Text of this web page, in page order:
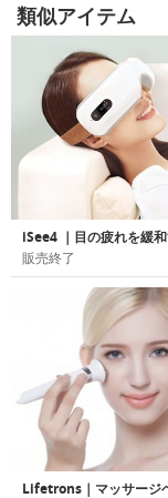
類似アイテム
販売終了